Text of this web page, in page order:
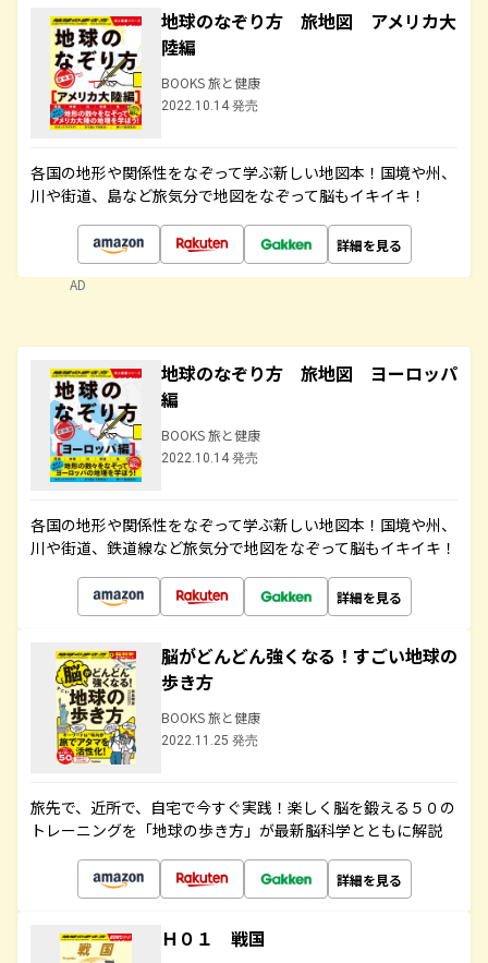
地球のなぞり方 旅地図 アメリカ大
陸編
BOOKS 旅と健康
2022.10.14 発売
各国の地形や関係性をなぞって学ぶ新しい地図本！国境や州、
川や街道、島など旅気分で地図をなぞって脳もイキイキ！
詳細を見る
AD
地球のなぞり方 旅地図 ヨーロッパ
編
BOOKS 旅と健康
2022.10.14 発売
各国の地形や関係性をなぞって学ぶ新しい地図本！国境や州、
川や街道、鉄道線など旅気分で地図をなぞって脳もイキイキ！
詳細を見る
脳がどんどん強くなる！すごい地球の
歩き方
BOOKS 旅と健康
2022.11.25 発売
旅先で、近所で、自宅で今すぐ実践！楽しく脳を鍛える５０の
トレーニングを「地球の歩き方」が最新脳科学とともに解説
詳細を見る
Ｈ０１ 戦国